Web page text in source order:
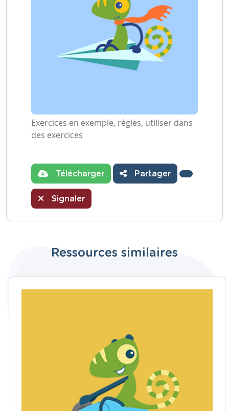
Exercices en exemple, règles, utiliser dans
des exercices
Télécharger Partager
Signaler
Ressources similaires